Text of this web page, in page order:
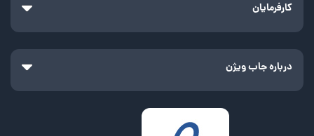
کارفرمایان
درباره جاب ویژن